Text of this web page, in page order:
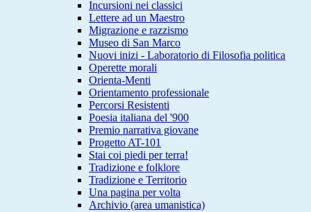
Incursioni nei classici
Lettere ad un Maestro
Migrazione e razzismo
Museo di San Marco
Nuovi inizi - Laboratorio di Filosofia politica
Operette morali
Orienta-Menti
Orientamento professionale
Percorsi Resistenti
Poesia italiana del '900
Premio narrativa giovane
Progetto AT-101
Stai coi piedi per terra!
Tradizione e folklore
Tradizione e Territorio
Una pagina per volta
Archivio (area umanistica)